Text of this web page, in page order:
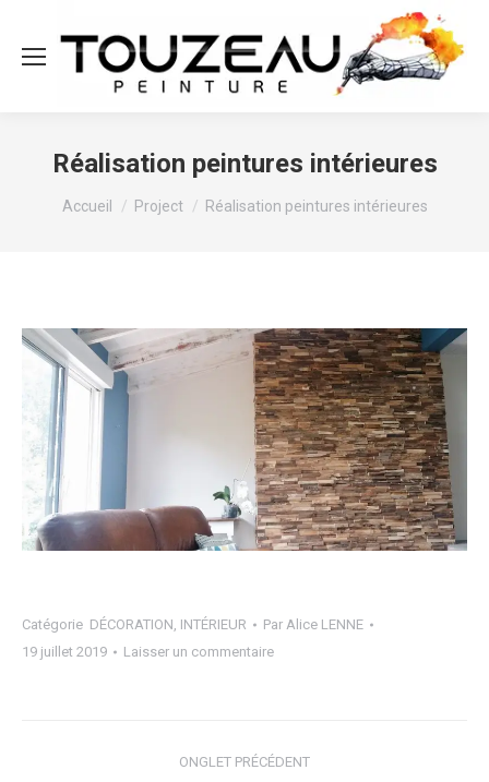
Réalisation peintures intérieures
Vous êtes ici :
Accueil Project Réalisation peintures intérieures
Catégorie DÉCORATION, INTÉRIEUR Par Alice LENNE
19 juillet 2019
Laisser un commentaire
ONGLET PRÉCÉDENT